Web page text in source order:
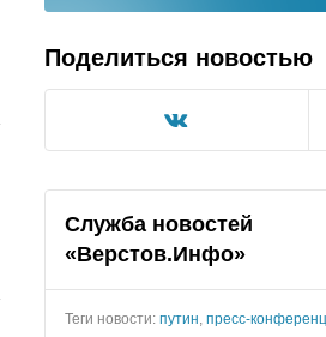
Поделиться новостью
Служба новостей
«Верстов.Инфо»
Теги новости: путин, пресс-